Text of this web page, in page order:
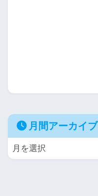
月間アーカイブ